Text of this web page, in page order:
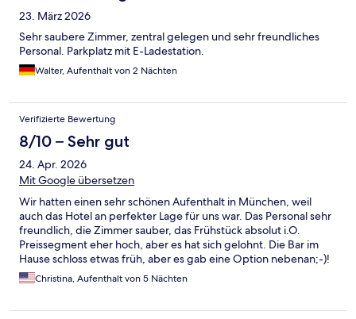
23. März 2026
Sehr saubere Zimmer, zentral gelegen und sehr freundliches
Personal. Parkplatz mit E-Ladestation.
Walter, Aufenthalt von 2 Nächten
Verifizierte Bewertung
8/10 – Sehr gut
24. Apr. 2026
Mit Google übersetzen
Wir hatten einen sehr schönen Aufenthalt in München, weil
auch das Hotel an perfekter Lage für uns war. Das Personal sehr
freundlich, die Zimmer sauber, das Frühstück absolut i.O.
Preissegment eher hoch, aber es hat sich gelohnt. Die Bar im
Hause schloss etwas früh, aber es gab eine Option nebenan;-)!
Wir wünschen dem Team weiterhin alles gute und behalten das
Hotel Torbräu in bester Erinnerung. Christina und René
Christina, Aufenthalt von 5 Nächten